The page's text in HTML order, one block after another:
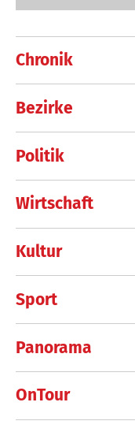
Chronik
Bezirke
Politik
Wirtschaft
Kultur
Sport
Panorama
OnTour